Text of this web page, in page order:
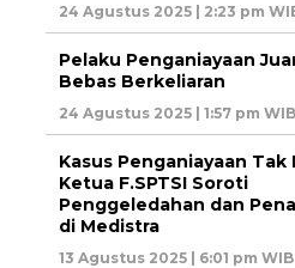
24 Agustus 2025 | 2:23 pm
Pelaku Penganiayaan
Bebas Berkeliaran
24 Agustus 2025 | 1:57 pm WIB
Kasus Penganiayaan Tak
Ketua F.SPTSI Soroti
Penggeledahan dan
di Medistra
13 Agustus 2025 | 6:01 pm WIB